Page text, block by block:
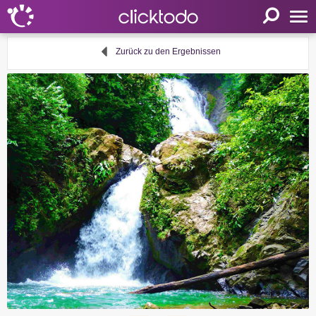
Sprache
FR
EN
DE
Mein clicktodo
Anmelden
Registrieren
Warenkorb
Aktivität anbieten
Nützliche Links
Zurück zu den Ergebnissen